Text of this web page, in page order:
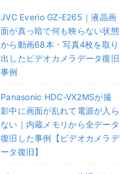
JVC Everio GZ-E265｜液晶画
面が真っ暗で何も映らない状態
から動画68本・写真4枚を取り
出したビデオカメラデータ復旧
事例
Panasonic HDC-VX2MSが撮
影中に画面が乱れて電源が入ら
ない｜内蔵メモリから全データ
復旧した事例【ビデオカメラデ
ータ復旧】